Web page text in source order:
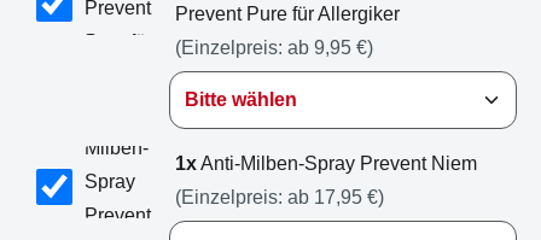
Prevent Pure für Allergiker
(Einzelpreis: ab 9,95 €)
1xAnti-Milben-Spray Prevent Niem
(Einzelpreis: ab 17,95 €)